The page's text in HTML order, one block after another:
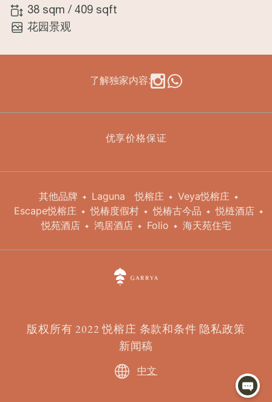
38 sqm / 409 sqft
花园景观
了解独家内容:
优享价格保证
其他品牌 Laguna 悦榕庄
Veya悦榕庄
Escape悦榕庄
悦椿度假村 悦椿古今品
悦梿酒店
悦苑酒店
鸿居酒店 Folio 海天苑住宅
版权所有 2022 悦榕庄 条款和条件 隐私政策
新闻稿
中文